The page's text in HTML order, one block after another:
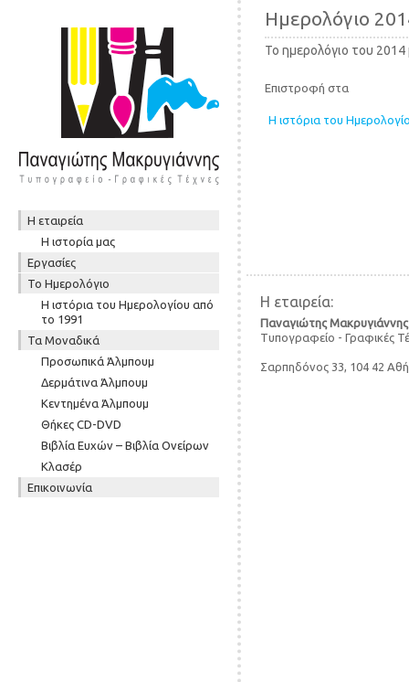
Μενού
Skip to content
Η εταιρεία
Η ιστορία μας
Εργασίες
To Ημερολόγιο
Η ιστόρια του Ημερολογίου από
το 1991
Τα Μοναδικά
Προσωπικά Άλμπουμ
Δερμάτινα Άλμπουμ
Κεντημένα Άλμπουμ
Θήκες CD-DVD
Βιβλία Ευχών – Βιβλία Ονείρων
Κλασέρ
Επικοινωνία
Ημερολόγιο
Το ημερολόγιο του
Επιστροφή στα
Η ιστόρια του
Η εταιρεία:
Παναγιώτης Μακρυγιάννης
Τυπογραφείο - Γραφικές
Σαρπηδόνος 33, 104 42